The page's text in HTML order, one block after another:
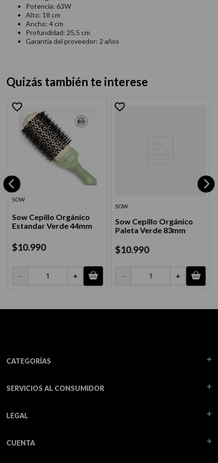
Potencia: 63W
Alto: 18 cm
Ancho: 4 cm
Profundidad: 25,5 cm
Garantía del proveedor: 2 años
Quizás también te interese
SOW
Sow Cepillo Orgánico
Estandar Verde 44mm
$10.990
＋
－
SOW
Sow Cepillo Orgánico
Paleta Verde 83mm
$10.990
＋
－
CATEGORÍAS
SERVICIOS AL CONSUMIDOR
LEGAL
CUENTA